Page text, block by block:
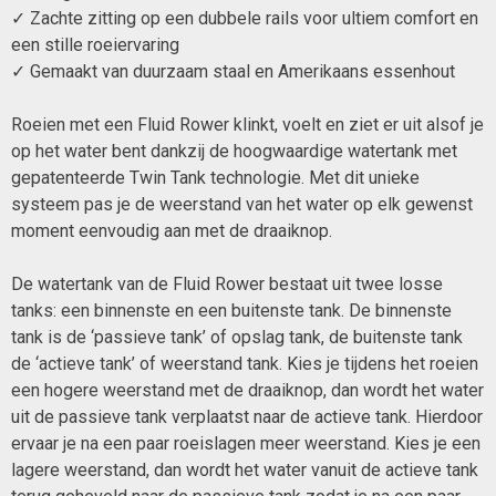
✓ Zachte zitting op een dubbele rails voor ultiem comfort en
een stille roeiervaring
✓ Gemaakt van duurzaam staal en Amerikaans essenhout
Roeien met een Fluid Rower klinkt, voelt en ziet er uit alsof je
op het water bent dankzij de hoogwaardige watertank met
gepatenteerde Twin Tank technologie. Met dit unieke
systeem pas je de weerstand van het water op elk gewenst
moment eenvoudig aan met de draaiknop.
De watertank van de Fluid Rower bestaat uit twee losse
tanks: een binnenste en een buitenste tank. De binnenste
tank is de ‘passieve tank’ of opslag tank, de buitenste tank
de ‘actieve tank’ of weerstand tank. Kies je tijdens het roeien
een hogere weerstand met de draaiknop, dan wordt het water
uit de passieve tank verplaatst naar de actieve tank. Hierdoor
ervaar je na een paar roeislagen meer weerstand. Kies je een
lagere weerstand, dan wordt het water vanuit de actieve tank